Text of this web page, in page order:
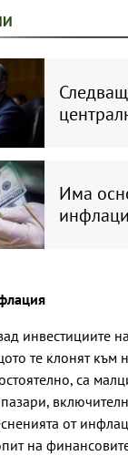
Има
инвестициите
те клонят към
са
от
на